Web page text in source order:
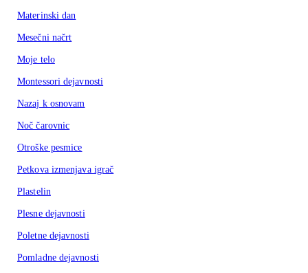
Materinski dan
Mesečni načrt
Moje telo
Montessori dejavnosti
Nazaj k osnovam
Noč čarovnic
Otroške pesmice
Petkova izmenjava igrač
Plastelin
Plesne dejavnosti
Poletne dejavnosti
Pomladne dejavnosti